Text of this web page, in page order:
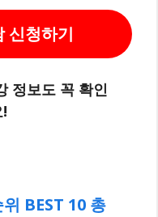
신청하기
정보도 꼭 확인
BEST 10 총